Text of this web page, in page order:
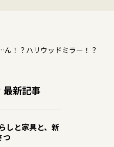
！？ハリウッドミラー！？
最新記事
しと家具と、新
つ